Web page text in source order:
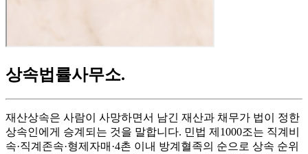
상속법률사무소.
재산상속은 사람이 사망하면서 남긴 재산과 채무가 법이 정한
상속인에게 승계되는 것을 말합니다. 민법 제1000조는 직계비
속·직계존속·형제자매·4촌 이내 방계혈족의 순으로 상속 순위